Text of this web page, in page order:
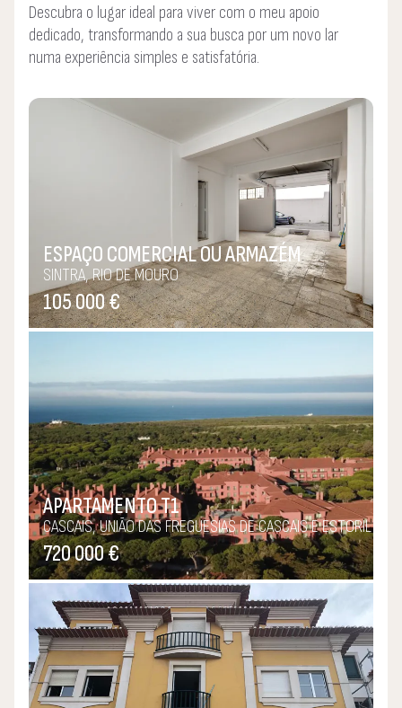
Descubra o lugar ideal para viver com o meu apoio
dedicado, transformando a sua busca por um novo lar
numa experiência simples e satisfatória.
ESPAÇO COMERCIAL OU ARMAZÉM
SINTRA, RIO DE MOURO
105 000 €
APARTAMENTO T1
CASCAIS, UNIÃO DAS FREGUESIAS DE CASCAIS E ESTORIL
720 000 €